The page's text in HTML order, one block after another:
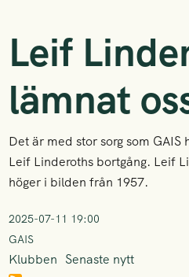
Leif
lämnat
Det är med stor sorg som
Leif Linderoths bortgång. Leif
höger i bilden från 1957.
2025-07-11 19:00
GAIS
Klubben Senaste nytt